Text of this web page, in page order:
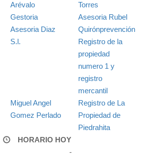
Arévalo
Torres
Gestoria
Asesoria Diaz
S.l.
Asesoria Rubel
Quirónprevención
Registro de la
propiedad
numero 1 y
registro
mercantil
Miguel Angel
Gomez Perlado
Registro de La
Propiedad de
Piedrahita
HORARIO HOY
-